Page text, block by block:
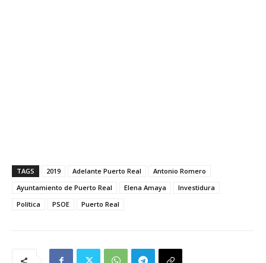
TAGS 2019 Adelante Puerto Real
Antonio Romero
Ayuntamiento de Puerto Real
Elena Amaya
Investidura
Política
PSOE Puerto Real